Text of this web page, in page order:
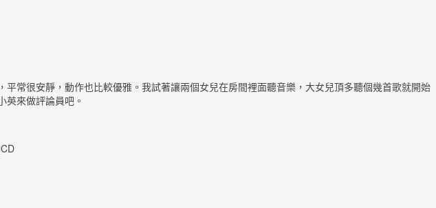
常很安靜，動作也比較優雅。我試著讓兩個女兒在房間裡面聽音樂，大女兒頂多聽個幾首歌就開始
英來做評論員吧。